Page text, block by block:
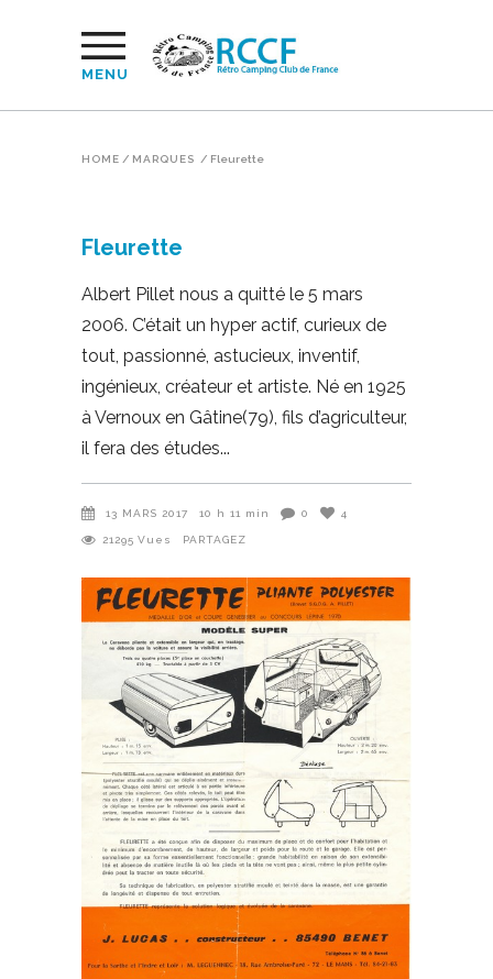
MENU
HOME / MARQUES / Fleurette
Fleurette
Albert Pillet nous a quitté le 5 mars
2006. C’était un hyper actif, curieux de
tout, passionné, astucieux, inventif,
ingénieux, créateur et artiste. Né en 1925
à Vernoux en Gâtine(79), fils d’agriculteur,
il fera des études
13 MARS 2017 10 h 11 min 0 4
21295 Vues PARTAGEZ